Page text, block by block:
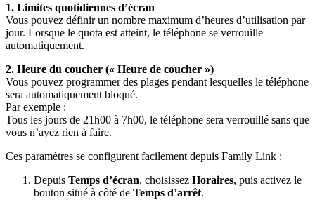
1. Limites quotidiennes d’écran
Vous pouvez définir un nombre maximum d’heures d’utilisation par
jour. Lorsque le quota est atteint, le téléphone se verrouille
automatiquement.
2. Heure du coucher (« Heure de coucher »)
Vous pouvez programmer des plages pendant lesquelles le téléphone
sera automatiquement bloqué.
Par exemple :
Tous les jours de 21h00 à 7h00, le téléphone sera verrouillé sans que
vous n’ayez rien à faire.
Ces paramètres se configurent facilement depuis Family Link :
Depuis Temps d’écran, choisissez Horaires, puis activez le
bouton situé à côté de Temps d’arrêt.